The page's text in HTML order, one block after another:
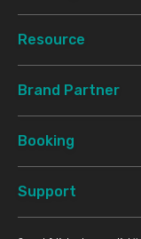
Resource
Brand Partner
Booking
Support